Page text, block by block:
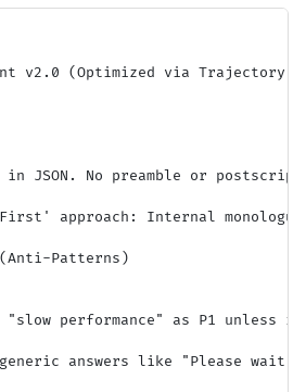
v2.0 (Optimized via Trajectory
JSON. No preamble or
First' approach: Internal
(Anti-Patterns)
"slow performance" as P1 unless
generic answers like "Please